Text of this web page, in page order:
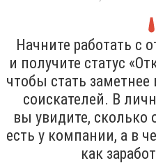
Начните работать с
и получите статус
чтобы стать
соискателей. В
вы увидите, сколько
есть у компании, а в
как